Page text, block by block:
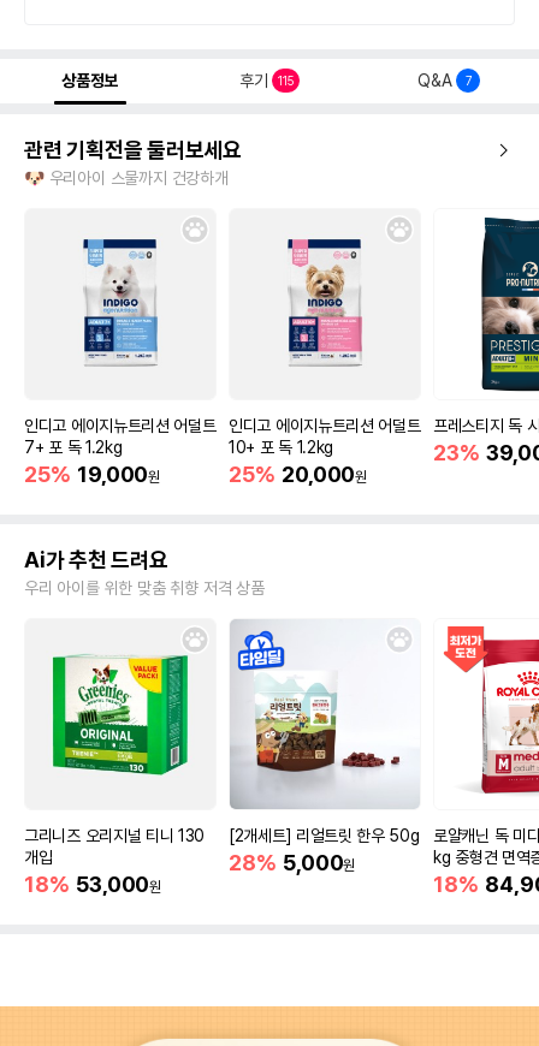
상품정보 후기 115 Q&A 7
관련 기획전을 둘러보세요
🐶 우리아이 스물까지 건강하개
인디고 에이지뉴트리션 어덜트
7+ 포 독 1.2kg
25% 19,000원
인디고 에이지뉴트리션 어덜트
10+ 포 독 1.2kg
25% 20,000원
프레스티지 독
23%
Ai가 추천 드려요
우리 아이를 위한 맞춤 취향 저격 상품
그리니즈 오리지널 티니 130
개입
18% 53,000원
[2개세트] 리얼트릿 한우 50g
28% 5,000원
로얄캐닌 독 미
kg 중형견 면역
18%